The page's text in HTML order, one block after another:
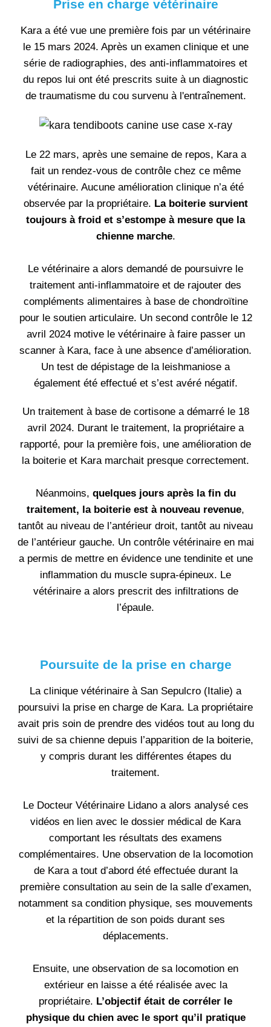
Prise en charge vétérinaire
Kara a été vue une première fois par un vétérinaire
le 15 mars 2024. Après un examen clinique et une
série de radiographies, des anti-inflammatoires et
du repos lui ont été prescrits suite à un diagnostic
de traumatisme du cou survenu à l'entraînement.
Le 22 mars, après une semaine de repos, Kara a
fait un rendez-vous de contrôle chez ce même
vétérinaire. Aucune amélioration clinique n’a été
observée par la propriétaire. La boiterie survient
toujours à froid et s’estompe à mesure que la
chienne marche.
Le vétérinaire a alors demandé de poursuivre le
traitement anti-inflammatoire et de rajouter des
compléments alimentaires à base de chondroïtine
pour le soutien articulaire. Un second contrôle le 12
avril 2024 motive le vétérinaire à faire passer un
scanner à Kara, face à une absence d’amélioration.
Un test de dépistage de la leishmaniose a
également été effectué et s’est avéré négatif.
Un traitement à base de cortisone a démarré le 18
avril 2024. Durant le traitement, la propriétaire a
rapporté, pour la première fois, une amélioration de
la boiterie et Kara marchait presque correctement.
Néanmoins, quelques jours après la fin du
traitement, la boiterie est à nouveau revenue,
tantôt au niveau de l’antérieur droit, tantôt au niveau
de l’antérieur gauche. Un contrôle vétérinaire en mai
a permis de mettre en évidence une tendinite et une
inflammation du muscle supra-épineux. Le
vétérinaire a alors prescrit des infiltrations de
l’épaule.
Poursuite de la prise en charge
La clinique vétérinaire à San Sepulcro (Italie) a
poursuivi la prise en charge de Kara. La propriétaire
avait pris soin de prendre des vidéos tout au long du
suivi de sa chienne depuis l’apparition de la boiterie,
y compris durant les différentes étapes du
traitement.
Le Docteur Vétérinaire Lidano a alors analysé ces
vidéos en lien avec le dossier médical de Kara
comportant les résultats des examens
complémentaires. Une observation de la locomotion
de Kara a tout d’abord été effectuée durant la
première consultation au sein de la salle d’examen,
notamment sa condition physique, ses mouvements
et la répartition de son poids durant ses
déplacements.
Ensuite, une observation de sa locomotion en
extérieur en laisse a été réalisée avec la
propriétaire. L’objectif était de corréler le
physique du chien avec le sport qu’il pratique